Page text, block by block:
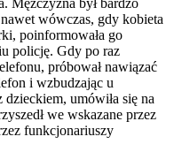
wówczas, gdy kobieta
poinformowała go
policję. Gdy po raz
próbował nawiązać
i wzbudzając u
umówiła się na
we wskazane przez
funkcjonariuszy